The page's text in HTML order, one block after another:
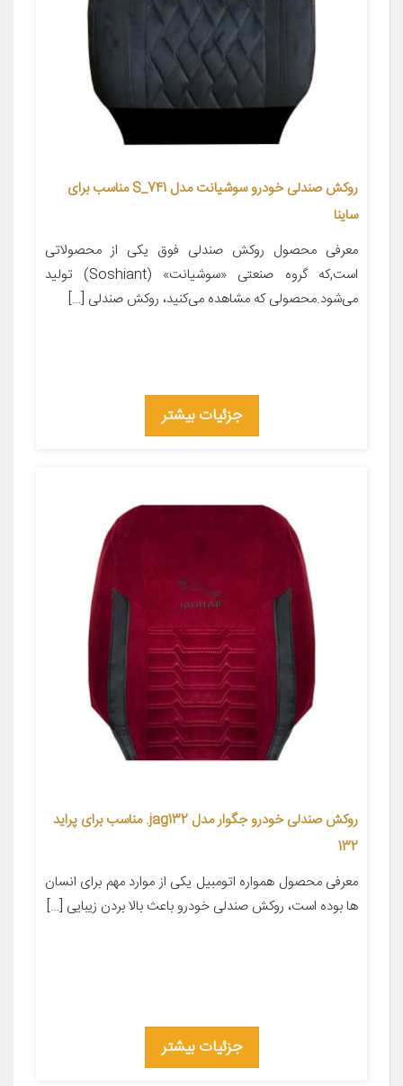
روکش صندلی خودرو سوشیانت مدل S_741 مناسب برای
ساینا
معرفی محصول روکش صندلی فوق یکی از محصولاتی
است,که گروه صنعتی «سوشیانت» (Soshiant) تولید
می‌شود.محصولی که مشاهده می‌کنید، روکش صندلی […]
جزئیات بیشتر
روکش صندلی خودرو جگوار مدل jag132. مناسب برای پراید
132
معرفی محصول همواره اتومبیل یکی از موارد مهم برای انسان
ها بوده است، روکش صندلی خودرو باعث بالا بردن زیبایی […]
جزئیات بیشتر